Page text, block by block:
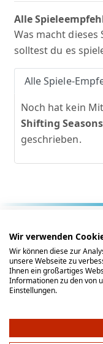
Alle
Was macht dieses
solltest du es
Alle Spiele-
Noch hat kein
Shifting
geschrieben.
AGB
Social Media
Wir verwenden
Wir können diese zur
unsere Webseite zu
Ihnen ein großartiges
Informationen zu den von
Einstellungen.